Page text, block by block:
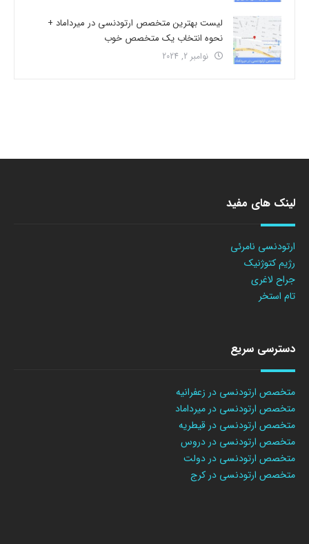
لیست بهترین متخصص ارتودنسی در میرداماد +
نحوه انتخاب یک متخصص خوب
نوامبر 2, 2024
لینک های مفید
ارتودنسی نامرئی
رژیم کتوژنیک
جراح لاغری
تام استخر
دسترسی سریع
متخصص ارتودنسی در زعفرانیه
متخصص ارتودنسی در میرداماد
متخصص ارتودنسی در قیطریه
متخصص ارتودنسی در دروس
متخصص ارتودنسی در دولت
متخصص ارتودنسی در کرج